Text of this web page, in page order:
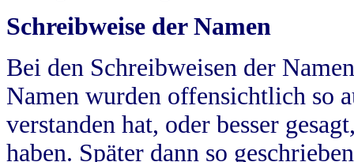
Schreibweise der Namen
Bei den Schreibweisen der
Namen wurden offensichtlich so
verstanden hat, oder besser
haben. Später dann so